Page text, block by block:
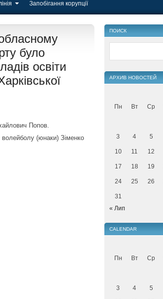
Запобігання корупції
було
освіти
Попов.
волейболу (юнаки) Зіменко
ПОИСК
АРХИВ НОВОСТЕЙ
Пн Вт Ср
3 4 5
10 11 12
17 18 19
24 25 26
31
« Лип
CALENDAR
Пн Вт Ср
3 4 5